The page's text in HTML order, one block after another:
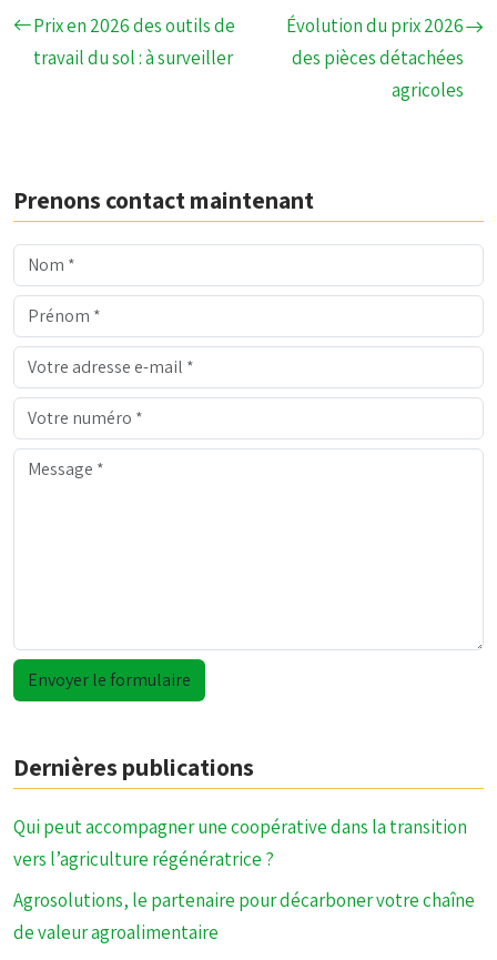
Prix en 2026 des outils de
travail du sol : à surveiller
Évolution du prix 2026
des pièces détachées
agricoles
Prenons contact maintenant
Dernières publications
Qui peut accompagner une coopérative dans la transition
vers l’agriculture régénératrice ?
Agrosolutions, le partenaire pour décarboner votre chaîne
de valeur agroalimentaire